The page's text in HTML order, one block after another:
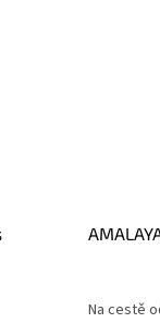
Na cestě